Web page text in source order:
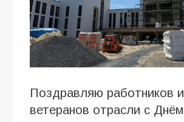
Поздравляю работников и
ветеранов отрасли с Днём